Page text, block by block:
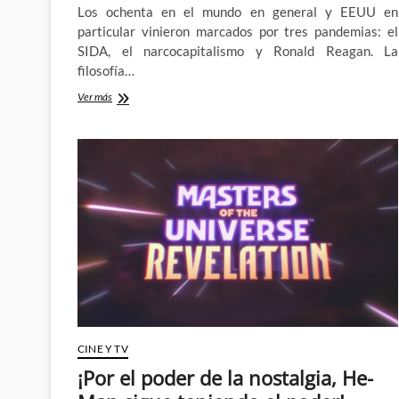
Los ochenta en el mundo en general y EEUU en
particular vinieron marcados por tres pandemias: el
SIDA, el narcocapitalismo y Ronald Reagan. La
filosofía…
Ver másPerdidos
superhéroes
animados
de
CINE Y TV
¡Por el poder de la nostalgia, He-